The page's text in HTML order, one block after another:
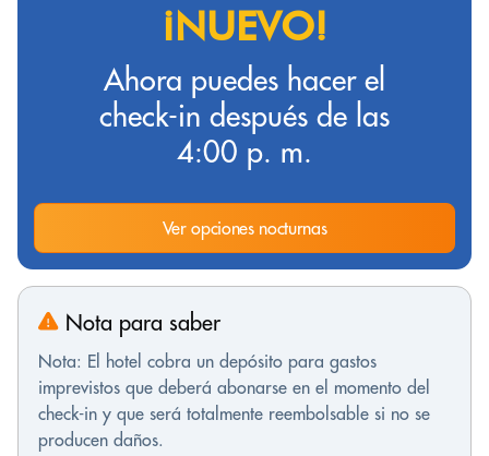
¡NUEVO!
Ahora puedes hacer el
check-in después de las
4:00 p. m.
Ver opciones nocturnas
Nota para saber
Nota: El hotel cobra un depósito para gastos
imprevistos que deberá abonarse en el momento del
check-in y que será totalmente reembolsable si no se
producen daños.